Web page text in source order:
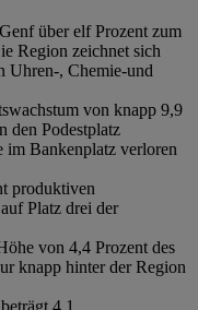
über elf Prozent zum
Region zeichnet sich
Uhren-, Chemie-und
von knapp 9,9
den Podestplatz
im Bankenplatz verloren
produktiven
Platz drei der
von 4,4 Prozent des
knapp hinter der Region